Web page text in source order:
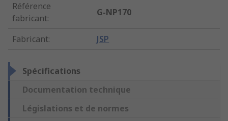
Référence
fabricant:
G-NP170
Fabricant: JSP
Spécifications
Documentation technique
Législations et de normes